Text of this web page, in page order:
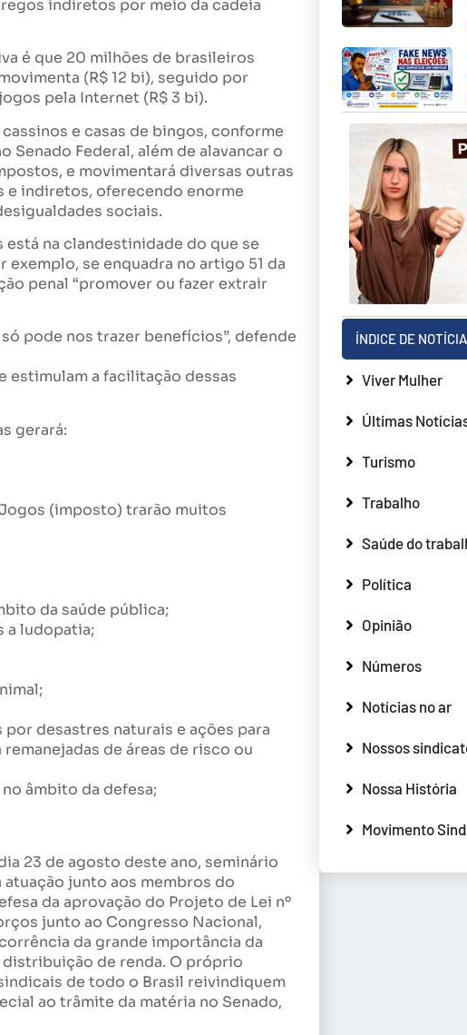
indiretos por meio da cadeia
é que 20 milhões de brasileiros
(R$ 12 bi), seguido por
pela Internet (R$ 3 bi).
e casas de bingos, conforme
Federal, além de alavancar o
e movimentará diversas outras
indiretos, oferecendo enorme
sociais.
na clandestinidade do que se
se enquadra no artigo 51 da
penal “promover ou fazer extrair
pode nos trazer benefícios”, defende
estimulam a facilitação dessas
gerará:
(imposto) trarão muitos
da saúde pública;
a ludopatia;
desastres naturais e ações para
de áreas de risco ou
âmbito da defesa;
23 de agosto deste ano, seminário
junto aos membros do
da aprovação do Projeto de Lei nº
junto ao Congresso Nacional,
da grande importância da
de renda. O próprio
de todo o Brasil reivindiquem
ao trâmite da matéria no Senado,
ÍNDICE DE
Viver Mulher
Últimas
Turismo
Trabalho
Saúde do
Política
Opinião
Números
Notícias no ar
Nossos
Nossa História
Movimento